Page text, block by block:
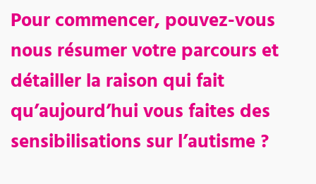
Pour commencer, pouvez-vous
nous résumer votre parcours et
détailler la raison qui fait
qu’aujourd’hui vous faites des
sensibilisations sur l’autisme ?